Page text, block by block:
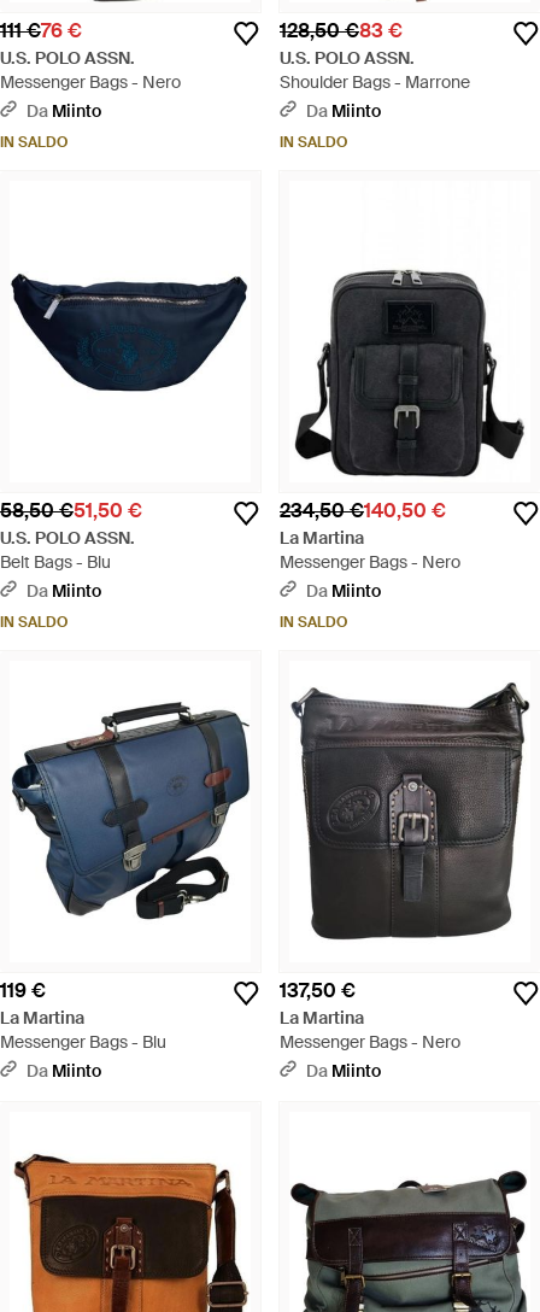
111 €76 €
U.S. POLO ASSN.
Messenger Bags - Nero
Da Miinto
IN SALDO
128,50 €83 €
U.S. POLO ASSN.
Shoulder Bags - Marrone
Da Miinto
IN SALDO
58,50 €51,50 €
U.S. POLO ASSN.
Belt Bags - Blu
Da Miinto
IN SALDO
234,50 €140,50 €
La Martina
Messenger Bags - Nero
Da Miinto
IN SALDO
119 €
La Martina
Messenger Bags - Blu
Da Miinto
137,50 €
La Martina
Messenger Bags - Nero
Da Miinto